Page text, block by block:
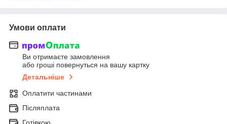
Умови оплати
Ви отримаєте замовлення
або гроші повернуться на вашу картку
Детальніше
Оплатити частинами
Післяплата